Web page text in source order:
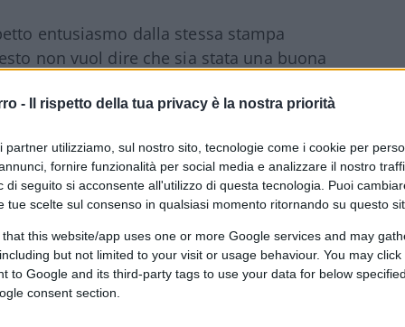
- Il rispetto della tua privacy è la nostra priorità
partner utilizziamo, sul nostro sito, tecnologie come i cookie per
fornire funzionalità per social media e analizzare il nostro
di seguito si acconsente all'utilizzo di questa tecnologia. Puoi
tue scelte sul consenso in qualsiasi momento ritornando su questo
that this website/app uses one or more Google services and may
but not limited to your visit or usage behaviour. You may
to Google and its third-party tags to use your data for below
consent section.
entusiasmo dalla stessa stampa
non vuol dire che sia stata una buona
dai tempi del crollo di Wall Street. A
avrà unarisicata maggioranza alla
avranno spazio di manovra per
più controversi ed estremi tanto amati
al Congresso. Un passo avanti, ma per
aspettare il 2024.